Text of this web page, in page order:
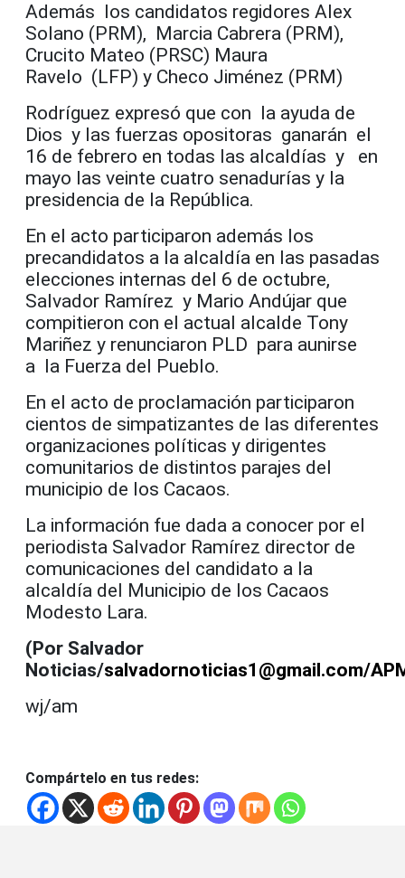
Además los candidatos regidores Alex
Solano (PRM), Marcia Cabrera (PRM),
Crucito Mateo (PRSC) Maura
Ravelo (LFP) y Checo Jiménez (PRM)
Rodríguez expresó que con la ayuda de
Dios y las fuerzas opositoras ganarán el
16 de febrero en todas las alcaldías y en
mayo las veinte cuatro senadurías y la
presidencia de la República.
En el acto participaron además los
precandidatos a la alcaldía en las pasadas
elecciones internas del 6 de octubre,
Salvador Ramírez y Mario Andújar que
compitieron con el actual alcalde Tony
Mariñez y renunciaron PLD para aunirse
a la Fuerza del Pueblo.
En el acto de proclamación participaron
cientos de simpatizantes de las diferentes
organizaciones políticas y dirigentes
comunitarios de distintos parajes del
municipio de los Cacaos.
La información fue dada a conocer por el
periodista Salvador Ramírez director de
comunicaciones del candidato a la
alcaldía del Municipio de los Cacaos
Modesto Lara.
(Por Salvador
Noticias/salvadornoticias1@gmail.com/
wj/am
Compártelo en tus redes: